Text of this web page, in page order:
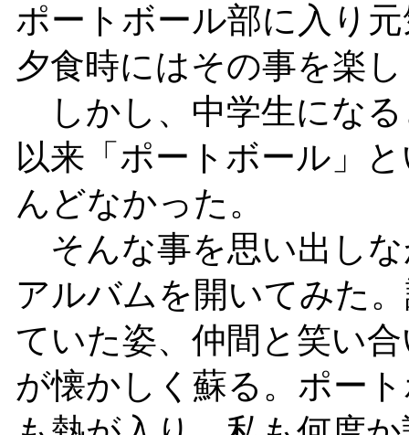
ポートボール部に入り
夕食時にはその事を楽
しかし、中学生にな
以来「ポートボール」
んどなかった。
そんな事を思い出し
アルバムを開いてみた
ていた姿、仲間と笑い
が懐かしく蘇る。ポー